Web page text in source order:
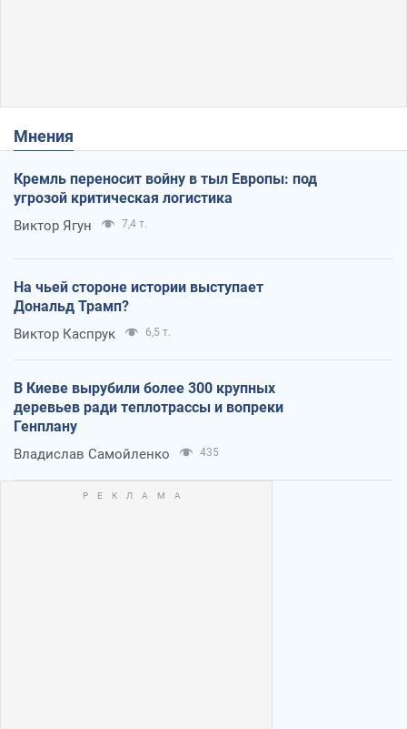
Мнения
Кремль переносит войну в тыл Европы: под
угрозой критическая логистика
Виктор Ягун 7,4 т.
На чьей стороне истории выступает
Дональд Трамп?
Виктор Каспрук 6,5 т.
В Киеве вырубили более 300 крупных
деревьев ради теплотрассы и вопреки
Генплану
Владислав Самойленко 435